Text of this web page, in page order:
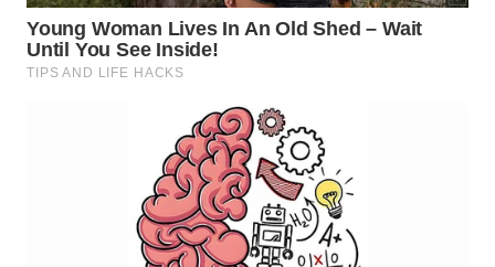
protegidos o intervalo pode ser bem maior.
Uma forma prática de controle é observar se os
Quando começam a se misturar totalmente ao solo,
a barreira perde eficiência, sinalizando o momento
de repor; assim, o uso constante se integra à rotina
da horta e transforma um resíduo doméstico em um
aliado discreto e funcional.